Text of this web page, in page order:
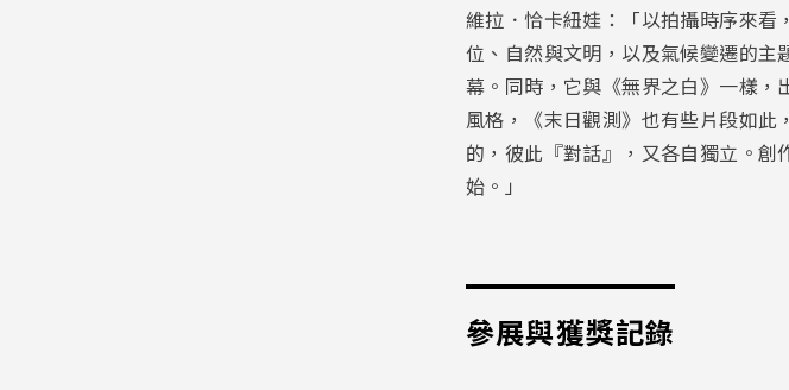
維拉．恰卡紐娃：「以拍攝時序來
位、自然與文明，以及氣候變遷的
幕。同時，它與《無界之白》一樣
風格，《末日觀測》也有些片段如
的，彼此『對話』，又各自獨立。
始。」
參展與獲獎記錄